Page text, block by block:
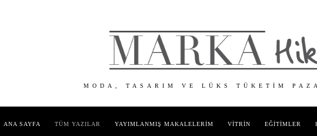
MODA, TASARIM VE LÜKS TÜKETIM
ANA SAYFA TÜM YAZILAR YAYIMLANMIŞ MAKALELERIM VITRIN EĞITIMLER